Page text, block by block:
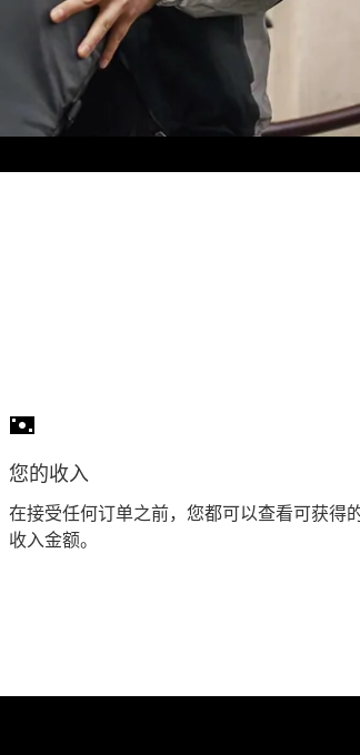
您的收入
在接受任何订单之前，您都可以查看可获得
收入金额。